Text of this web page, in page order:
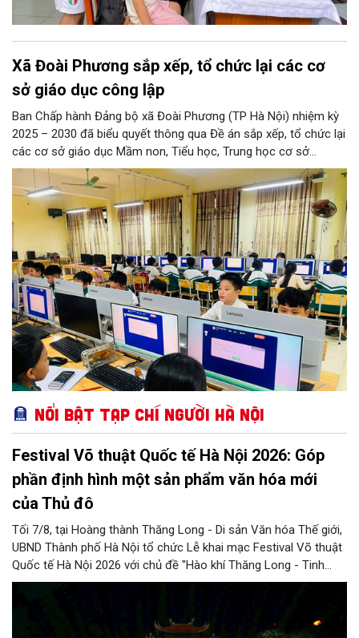
Xã Đoài Phương sắp xếp, tổ chức lại các cơ
sở giáo dục công lập
Ban Chấp hành Đảng bộ xã Đoài Phương (TP Hà Nội) nhiệm kỳ
2025 – 2030 đã biểu quyết thông qua Đề án sắp xếp, tổ chức lại
các cơ sở giáo dục Mầm non, Tiểu học, Trung học cơ sở
(THCS) và Đề án sắp xếp, kiện toàn, thành lập tổ chức đảng
trong các cơ sở giáo dục công lập sau sắp xếp trên địa bàn xã.
Nổi bật Tạp chí Người Hà Nội
Festival Võ thuật Quốc tế Hà Nội 2026: Góp
phần định hình một sản phẩm văn hóa mới
của Thủ đô
Tối 7/8, tại Hoàng thành Thăng Long - Di sản Văn hóa Thế giới,
UBND Thành phố Hà Nội tổ chức Lễ khai mạc Festival Võ thuật
Quốc tế Hà Nội 2026 với chủ đề "Hào khí Thăng Long - Tinh
hoa võ Việt". Lần đầu tiên được tổ chức, Festival đánh dấu
hóa - thể thao mang tầm quốc tế, góp phần tôn vinh truyền